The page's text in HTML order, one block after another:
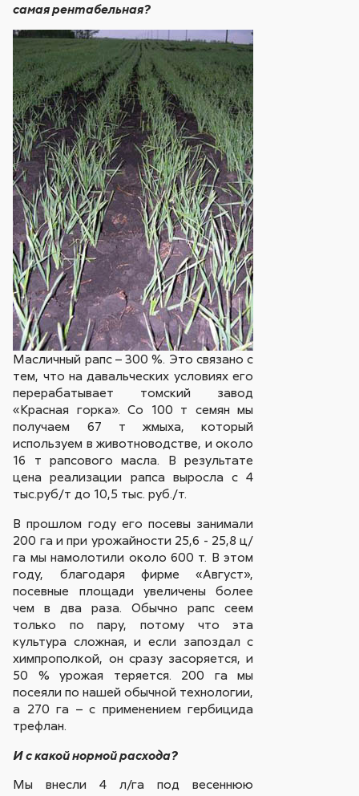
самая рентабельная?
Масличный рапс – 300 %. Это связано с
тем, что на давальческих условиях его
перерабатывает томский завод
«Красная горка». Со 100 т семян мы
получаем 67 т жмыха, который
используем в животноводстве, и около
16 т рапсового масла. В результате
цена реализации рапса выросла с 4
тыс.руб/т до 10,5 тыс. руб./т.
В прошлом году его посевы занимали
200 га и при урожайности 25,6 - 25,8 ц/
га мы намолотили около 600 т. В этом
году, благодаря фирме «Август»,
посевные площади увеличены более
чем в два раза. Обычно рапс сеем
только по пару, потому что эта
культура сложная, и если запоздал с
химпрополкой, он сразу засоряется, и
50 % урожая теряется. 200 га мы
посеяли по нашей обычной технологии,
а 270 га – с применением гербицида
трефлан.
И с какой нормой расхода?
Мы внесли 4 л/га под весеннюю